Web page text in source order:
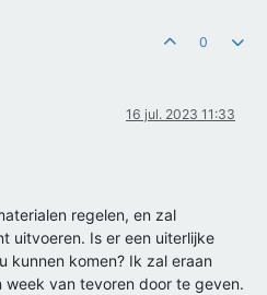
0
16 jul. 2023 11:33
regelen, en zal
uitvoeren. Is er een uiterlijke
kunnen komen? Ik zal eraan
van tevoren door te geven.